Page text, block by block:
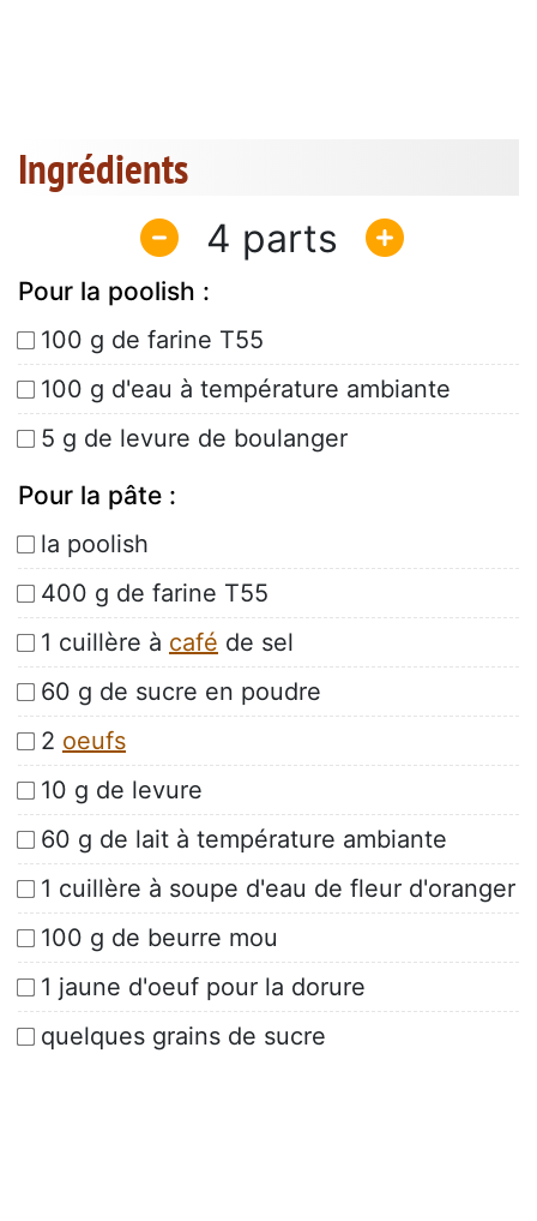
Ingrédients
4
Pour la poolish :
100 g de farine T55
100 g d'eau à température ambiante
5 g de levure de boulanger
Pour la pâte :
la poolish
400 g de farine T55
1 cuillère à café de sel
60 g de sucre en poudre
2 oeufs
10 g de levure
60 g de lait à température ambiante
1 cuillère à soupe d'eau de fleur d'oranger
100 g de beurre mou
1 jaune d'oeuf pour la dorure
quelques grains de sucre